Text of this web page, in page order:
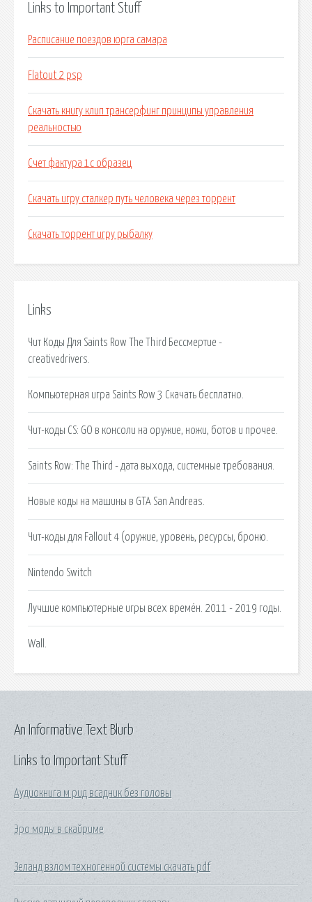
Links to Important Stuff
Расписание поездов юрга самара
Flatout 2 psp
Скачать книгу клип трансерфинг принципы управления
реальностью
Счет фактура 1с образец
Скачать игру сталкер путь человека через торрент
Скачать торрент игру рыбалку
Links
Чит Коды Для Saints Row The Third Бессмертие -
creativedrivers.
Компьютерная игра Saints Row 3 Скачать бесплатно.
Чит-коды CS: GO в консоли на оружие, ножи, ботов и прочее.
Saints Row: The Third - дата выхода, системные требования.
Новые коды на машины в GTA San Andreas.
Чит-коды для Fallout 4 (оружие, уровень, ресурсы, броню.
Nintendo Switch
Лучшие компьютерные игры всех времён. 2011 - 2019 годы.
Wall.
Links to Important Stuff
Аудиокнига м рид всадник без головы
Эро моды в скайриме
Зеланд взлом техногенной системы скачать pdf
An Informative Text Blurb